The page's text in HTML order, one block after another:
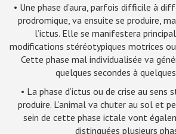
• Une phase d’aura, parfois difficile à
prodromique, va ensuite se produire,
l’ictus. Elle se manifestera
modifications stéréotypiques motrices
Cette phase mal individualisée va
quelques secondes à
• La phase d’ictus ou de crise au sens
produire. L’animal va chuter au sol et
sein de cette phase ictale vont
distinguées plusieurs